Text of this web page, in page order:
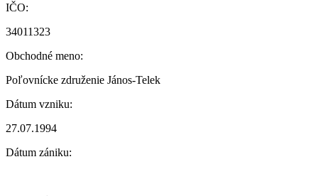
IČO:
34011323
Obchodné meno:
Poľovnícke združenie János-Telek
Dátum vzniku:
27.07.1994
Dátum zániku: